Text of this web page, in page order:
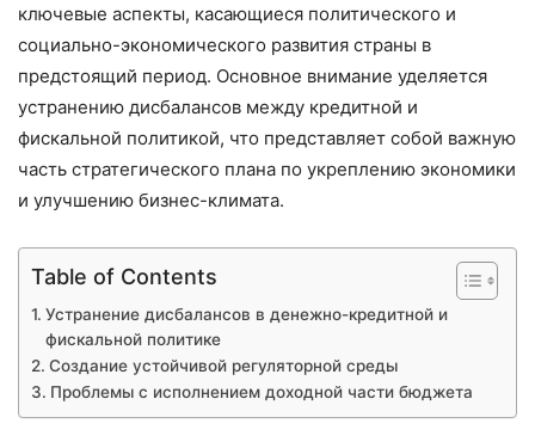
ключевые аспекты, касающиеся политического и
социально-экономического развития страны в
предстоящий период. Основное внимание уделяется
устранению дисбалансов между кредитной и
фискальной политикой, что представляет собой важную
часть стратегического плана по укреплению экономики
и улучшению бизнес-климата.
Table of Contents
Устранение дисбалансов в денежно-кредитной и
фискальной политике
Создание устойчивой регуляторной среды
Проблемы с исполнением доходной части бюджета